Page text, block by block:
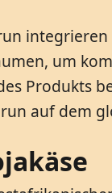
um
Produkts
auf dem